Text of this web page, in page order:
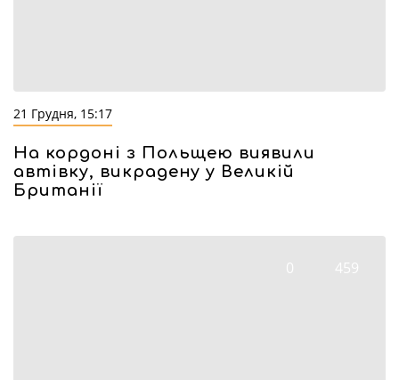
21 Грудня, 15:17
На кордоні з Польщею виявили
автівку, викрадену у Великій
Британії
0 459